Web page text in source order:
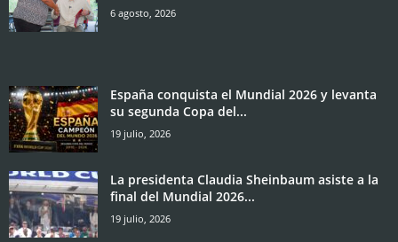
6 agosto, 2026
España conquista el Mundial 2026 y levanta
su segunda Copa del...
19 julio, 2026
La presidenta Claudia Sheinbaum asiste a la
final del Mundial 2026...
19 julio, 2026